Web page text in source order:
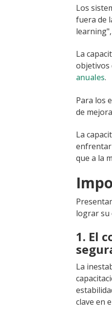
Los
fuera de
La
objetivos
anuales.
Para los
de
La
enfrentar
que a la
lograr su
1. El
La
clave en